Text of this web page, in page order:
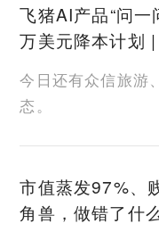
飞猪AI产品“问
万美元降本计划
今日还有众信旅游
态。
市值蒸发97%、
角兽，做错了什